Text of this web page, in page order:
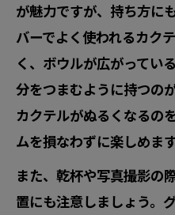
が魅力ですが、持ち方に
バーでよく使われるカク
く、ボウルが広がってい
分をつまむように持つの
カクテルがぬるくなるの
ムを損なわずに楽しめます
また、乾杯や写真撮影の
置にも注意しましょう。